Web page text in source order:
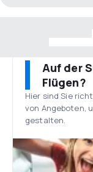
Auf der
Flügen?
Hier sind Sie
von Angeboten,
gestalten.